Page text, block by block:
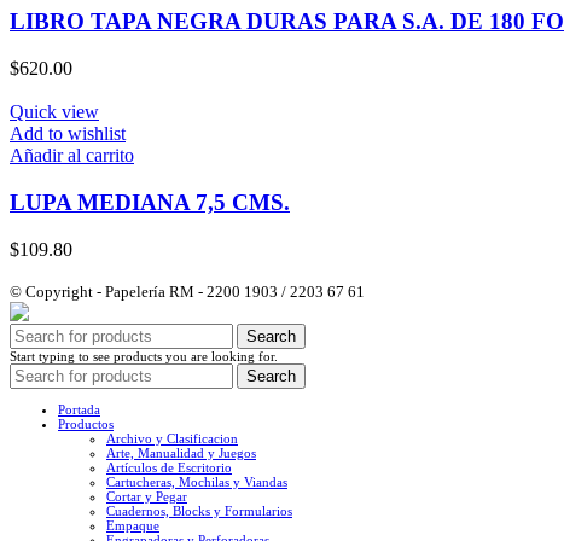
LIBRO TAPA NEGRA DURAS PARA S.A. DE 180
$620.00
Quick view
Add to wishlist
Añadir al carrito
LUPA MEDIANA 7,5 CMS.
$109.80
© Copyright - Papelería RM - 2200 1903 / 2203 67 61
Search
Start typing to see products you are looking for.
Search
Portada
Productos
Archivo y Clasificacion
Arte, Manualidad y Juegos
Artículos de Escritorio
Cartucheras, Mochilas y Viandas
Cortar y Pegar
Cuadernos, Blocks y Formularios
Empaque